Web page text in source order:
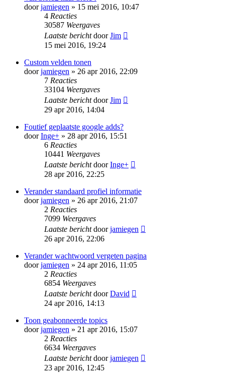
doorjamiegen » 15 mei 2016, 10:47
4 Reacties
30587 Weergaves
Laatste berichtdoorJim
15 mei 2016, 19:24
Custom velden tonen
doorjamiegen » 26 apr 2016, 22:09
7 Reacties
33104 Weergaves
Laatste berichtdoorJim
29 apr 2016, 14:04
Foutief geplaatste google adds?
doorInge+ » 28 apr 2016, 15:51
6 Reacties
10441 Weergaves
Laatste berichtdoorInge+
28 apr 2016, 22:25
Verander standaard profiel informatie
doorjamiegen » 26 apr 2016, 21:07
2 Reacties
7099 Weergaves
Laatste berichtdoorjamiegen
26 apr 2016, 22:06
Verander wachtwoord vergeten pagina
doorjamiegen » 24 apr 2016, 11:05
2 Reacties
6854 Weergaves
Laatste berichtdoorDavid
24 apr 2016, 14:13
Toon geabonneerde topics
doorjamiegen » 21 apr 2016, 15:07
2 Reacties
6634 Weergaves
Laatste berichtdoorjamiegen
23 apr 2016, 12:45